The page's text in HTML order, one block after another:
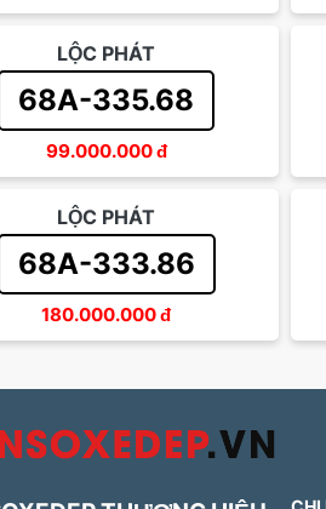
LỘC PHÁT
68A-335.68
99.000.000đ
LỘC PHÁT
68A-333.86
180.000.000đ